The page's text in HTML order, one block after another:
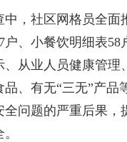
中，社区网格员全面
户、小餐饮明细表
、从业人员健康管理
品、有无“三无”产
全问题的严重后果